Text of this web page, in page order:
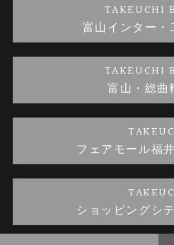
金澤指輪工房｜手作り婚約指輪プロ
TAKEUCHI
富山インター・
TAKEUCHI
富山・総曲
フェアモール福
ショッピングシ